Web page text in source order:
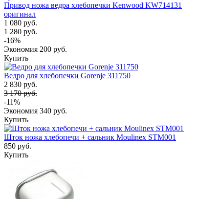
Привод ножа ведра хлебопечки Kenwood KW714131
оригинал
1 080 руб.
1 280 руб.
-16%
Экономия 200 руб.
Купить
Ведро для хлебопечки Gorenje 311750
2 830 руб.
3 170 руб.
-11%
Экономия 340 руб.
Купить
Шток ножа хлебопечи + сальник Moulinex STM001
850 руб.
Купить